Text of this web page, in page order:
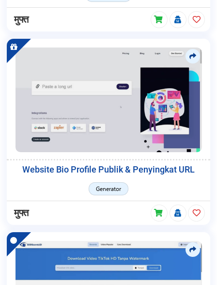
मुफ्त
Website Bio Profile Publik & Penyingkat URL
Generator
मुफ्त